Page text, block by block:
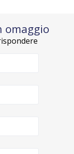
omaggio